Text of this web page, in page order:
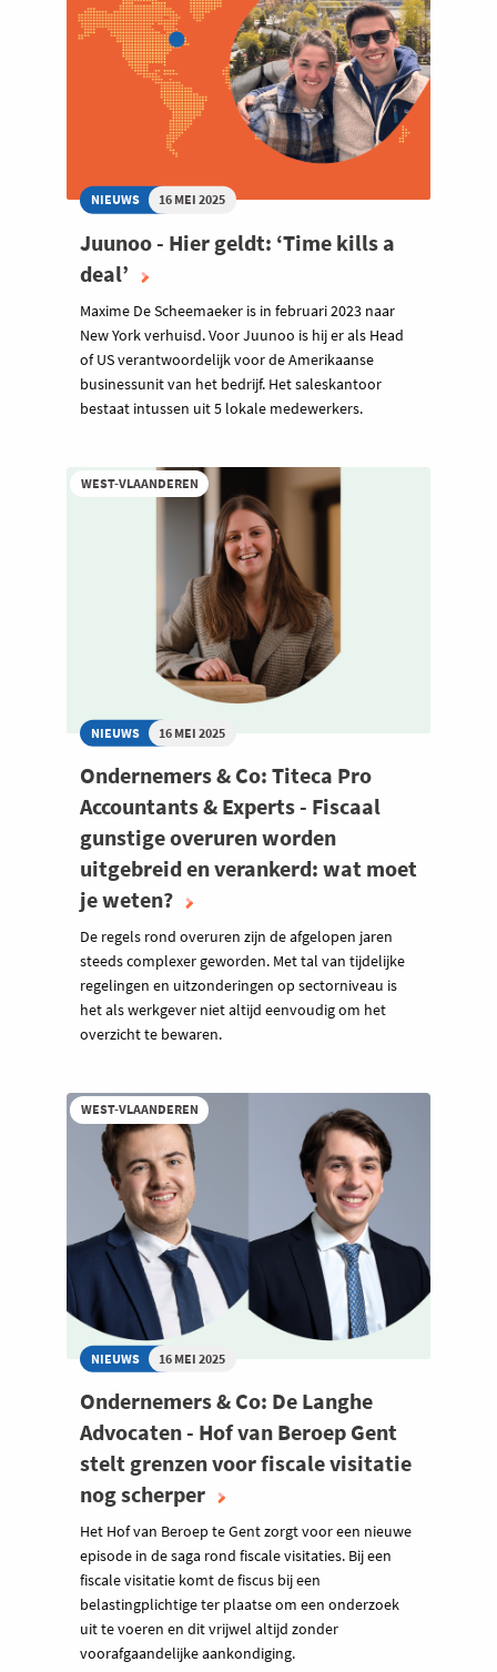
NIEUWS 16 MEI 2025
Juunoo - Hier geldt: ‘Time kills a
deal’
Maxime De Scheemaeker is in februari 2023 naar
New York verhuisd. Voor Juunoo is hij er als Head
of US verantwoordelijk voor de Amerikaanse
businessunit van het bedrijf. Het saleskantoor
bestaat intussen uit 5 lokale medewerkers.
WEST-VLAANDEREN
NIEUWS 16 MEI 2025
Ondernemers & Co: Titeca Pro
Accountants & Experts - Fiscaal
gunstige overuren worden
uitgebreid en verankerd: wat moet
je weten?
De regels rond overuren zijn de afgelopen jaren
steeds complexer geworden. Met tal van tijdelijke
regelingen en uitzonderingen op sectorniveau is
het als werkgever niet altijd eenvoudig om het
overzicht te bewaren.
WEST-VLAANDEREN
NIEUWS 16 MEI 2025
Ondernemers & Co: De Langhe
Advocaten - Hof van Beroep Gent
stelt grenzen voor fiscale visitatie
nog scherper
Het Hof van Beroep te Gent zorgt voor een nieuwe
episode in de saga rond fiscale visitaties. Bij een
fiscale visitatie komt de fiscus bij een
belastingplichtige ter plaatse om een onderzoek
uit te voeren en dit vrijwel altijd zonder
voorafgaandelijke aankondiging.